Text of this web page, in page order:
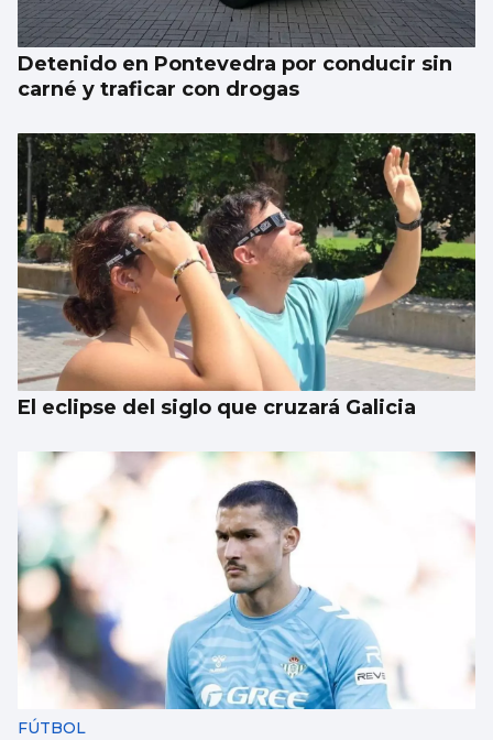
Detenido en Pontevedra por conducir sin
carné y traficar con drogas
El eclipse del siglo que cruzará Galicia
FÚTBOL